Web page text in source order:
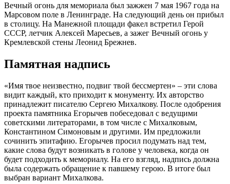
Вечный огонь для мемориала был зажжен 7 мая 1967 года на
Марсовом поле в Ленинграде. На следующий день он прибыл
в столицу. На Манежной площади факел встретил Герой
СССР, летчик Алексей Маресьев, а зажег Вечный огонь у
Кремлевской стены Леонид Брежнев.
Памятная надпись
«Имя твое неизвестно, подвиг твой бессмертен» – эти слова
видит каждый, кто приходит к монументу. Их авторство
принадлежит писателю Сергею Михалкову. После одобрения
проекта памятника Егорычев побеседовал с ведущими
советскими литераторами, в том числе с Михалковым,
Константином Симоновым и другими. Им предложили
сочинить эпитафию. Егорычев просил подумать над тем,
какие слова будут возникать в голове у человека, когда он
будет подходить к мемориалу. На его взгляд, надпись должна
была содержать обращение к павшему герою. В итоге был
выбран вариант Михалкова.